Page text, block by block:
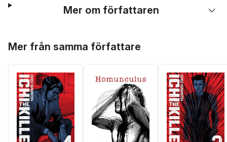
Mer om författaren
Mer från samma författare